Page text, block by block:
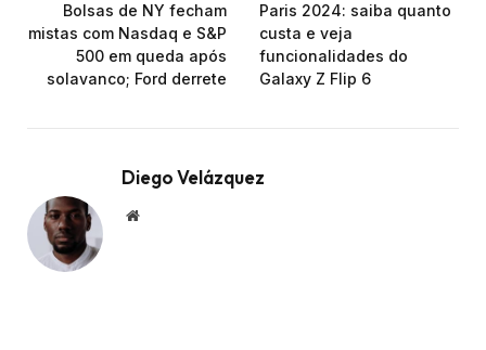
Bolsas de NY fecham
mistas com Nasdaq e S&P
500 em queda após
solavanco; Ford derrete
Paris 2024: saiba quanto
custa e veja
funcionalidades do
Galaxy Z Flip 6
Diego Velázquez
Website